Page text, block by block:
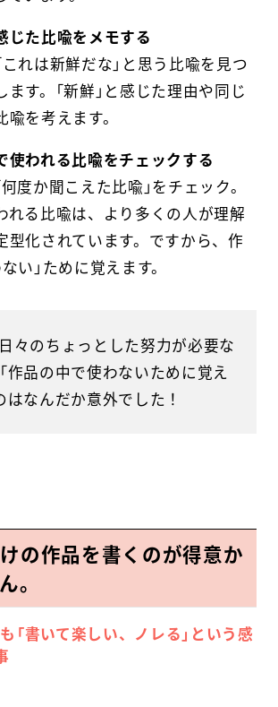
た比喩をメモする
れは新鮮だな」と思う比喩を見つ
す。「新鮮」と感じた理由や同じ
を考えます。
われる比喩をチェックする
度か聞こえた比喩」をチェック。
れる比喩は、より多くの人が理解
型化されています。ですから、作
い」ために覚えます。
々のちょっとした努力が必要な
作品の中で使わないために覚え
はなんだか意外でした！
の作品を書くのが得意か
。
も「書いて楽しい、ノレる」という感